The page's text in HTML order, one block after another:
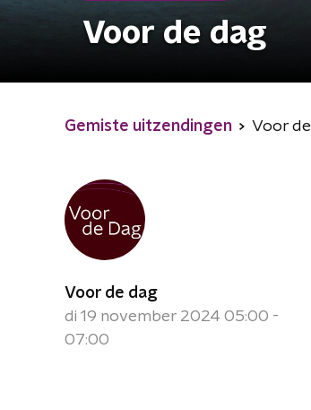
Voor de dag
Gemiste uitzendingen Voor
Voor de dag
di 19 november 2024 05:00 -
07:00